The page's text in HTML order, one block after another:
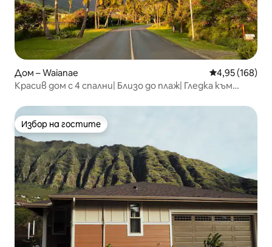
Дом – Waianae Средна
4,95 (168)
Красив дом с 4 спални| Близо до плаж| Гледка към
Избор на гостите
Избор на гостите